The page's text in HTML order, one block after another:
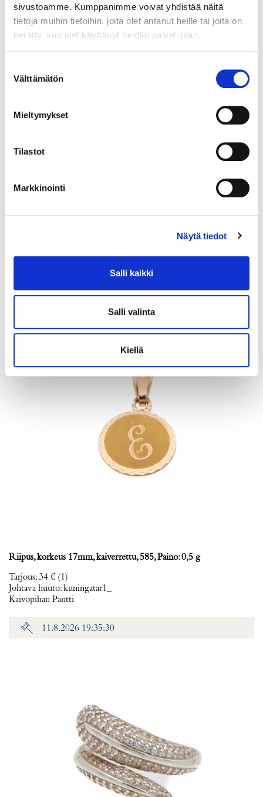
sivustoamme. Kumppanimme voivat yhdistää näitä
tietoja muihin tietoihin, joita olet antanut heille tai joita on
kerätty, kun olet käyttänyt heidän palvelujaan.
valinta
Välttämätön
Mieltymykset
Tilastot
Markkinointi
Näytä tiedot
Salli kaikki
Salli valinta
Kiellä
11.8.2026 19:32:30
Riipus, korkeus 17mm, kaiverrettu, 585, Paino: 0,5 g
Tarjous:34 € (1)
Johtava huuto:kuningatar1_
Kaivopihan Pantti
11.8.2026 19:35:30